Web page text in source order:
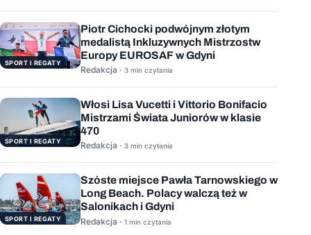
SPORT I REGATY
Piotr Cichocki podwójnym złotym
medalistą Inkluzywnych Mistrzostw
Europy EUROSAF w Gdyni
Redakcja · 3 min czytania
SPORT I REGATY
Włosi Lisa Vucetti i Vittorio Bonifacio
Mistrzami Świata Juniorów w klasie
470
Redakcja · 3 min czytania
SPORT I REGATY
Szóste miejsce Pawła Tarnowskiego w
Long Beach. Polacy walczą też w
Salonikach i Gdyni
Redakcja · 1 min czytania